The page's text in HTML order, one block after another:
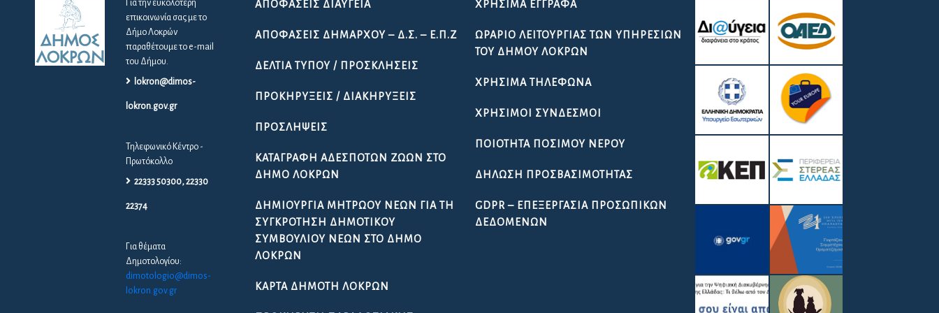
Για την ευκολότερη
επικοινωνία σας με το
Δήμο Λοκρών
παραθέτουμε το e-mail
του Δήμου.
lokron@dimos-
lokron.gov.gr
Τηλεφωνικό Κέντρο -
Πρωτόκολλο
22333 50300, 22330
22374
Για θέματα
Δημοτολογίου:
dimotologio@dimos-
lokron.gov.gr
ΑΠΟΦΆΣΕΙΣ ΔΙΑΎΓΕΙΑ
ΑΠΟΦΆΣΕΙΣ ΔΗΜΆΡΧΟΥ – Δ.Σ. – Ε.Π.Ζ
ΔΕΛΤΊΑ ΤΎΠΟΥ / ΠΡΟΣΚΛΉΣΕΙΣ
ΠΡΟΚΗΡΎΞΕΙΣ / ΔΙΑΚΗΡΎΞΕΙΣ
ΠΡΟΣΛΉΨΕΙΣ
ΚΑΤΑΓΡΑΦΉ ΑΔΈΣΠΟΤΩΝ ΖΏΩΝ ΣΤΟ
ΔΉΜΟ ΛΟΚΡΏΝ
ΔΗΜΙΟΥΡΓΊΑ ΜΗΤΡΏΟΥ ΝΈΩΝ ΓΙΑ ΤΗ
ΣΥΓΚΡΌΤΗΣΗ ΔΗΜΟΤΙΚΟΎ
ΣΥΜΒΟΥΛΊΟΥ ΝΈΩΝ ΣΤΟ ΔΉΜΟ
ΛΟΚΡΏΝ
ΚΆΡΤΑ ΔΗΜΌΤΗ ΛΟΚΡΏΝ
ΧΡΉΣΙΜΑ ΈΓΓΡΑΦΑ
ΩΡΆΡΙΟ ΛΕΙΤΟΥΡΓΊΑΣ ΤΩΝ ΥΠΗΡΕΣΙΏΝ
ΤΟΥ ΔΉΜΟΥ ΛΟΚΡΏΝ
ΧΡΉΣΙΜΑ ΤΗΛΈΦΩΝΑ
ΧΡΉΣΙΜΟΙ ΣΎΝΔΕΣΜΟΙ
ΠΟΙΌΤΗΤΑ ΠΌΣΙΜΟΥ ΝΕΡΟΎ
ΔΉΛΩΣΗ ΠΡΟΣΒΑΣΙΜΌΤΗΤΑΣ
GDPR – ΕΠΕΞΕΡΓΑΣΙΑ ΠΡΟΣΩΠΙΚΩΝ
ΔΕΔΟΜΕΝΩΝ